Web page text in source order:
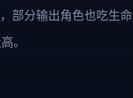
部分输出角色也吃生命
。